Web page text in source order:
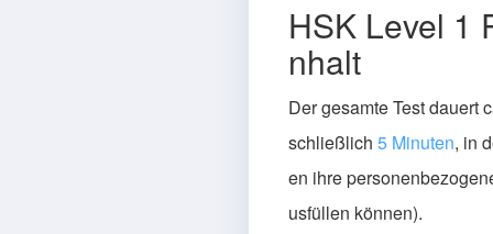
HSK Level 1
nhalt
Der gesamte Test dauert
schließlich 5 Minuten, in
en ihre
usfüllen können).